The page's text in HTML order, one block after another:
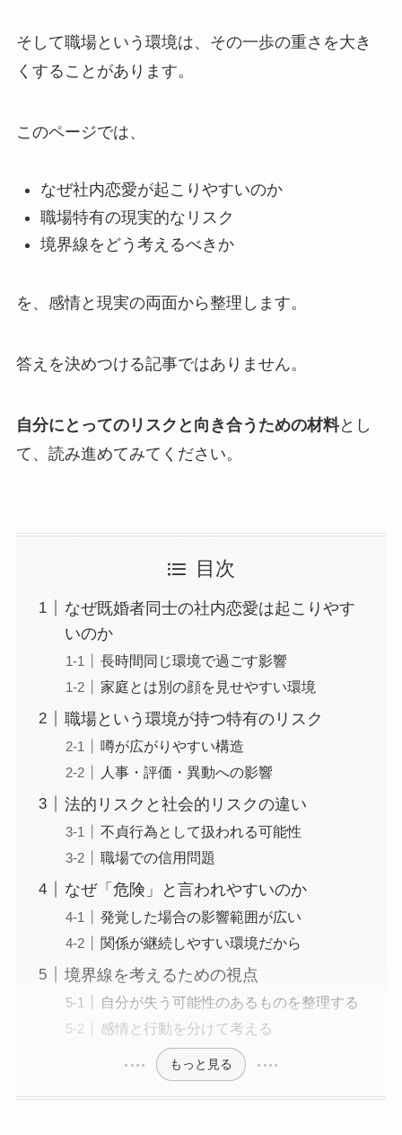
そして職場という環境は、その一歩の重さを大き
くすることがあります。
このページでは、
なぜ社内恋愛が起こりやすいのか
職場特有の現実的なリスク
境界線をどう考えるべきか
を、感情と現実の両面から整理します。
答えを決めつける記事ではありません。
自分にとってのリスクと向き合うための材料とし
て、読み進めてみてください。
目次
なぜ既婚者同士の社内恋愛は起こりやす
いのか
長時間同じ環境で過ごす影響
家庭とは別の顔を見せやすい環境
職場という環境が持つ特有のリスク
噂が広がりやすい構造
人事・評価・異動への影響
法的リスクと社会的リスクの違い
不貞行為として扱われる可能性
職場での信用問題
なぜ「危険」と言われやすいのか
発覚した場合の影響範囲が広い
関係が継続しやすい環境だから
境界線を考えるための視点
自分が失う可能性のあるものを整理する
感情と行動を分けて考える
もっと見る